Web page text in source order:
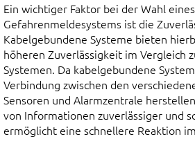
Ein wichtiger Faktor bei der Wahl eines
Gefahrenmeldesystems ist die
Kabelgebundene Systeme bieten
höheren Zuverlässigkeit im Vergleich
Systemen. Da kabelgebundene
Verbindung zwischen den
Sensoren und Alarmzentrale
von Informationen zuverlässiger und
ermöglicht eine schnellere Reaktion